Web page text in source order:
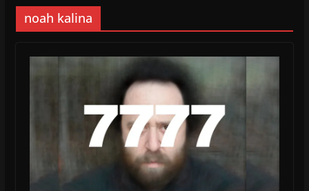
noah kalina